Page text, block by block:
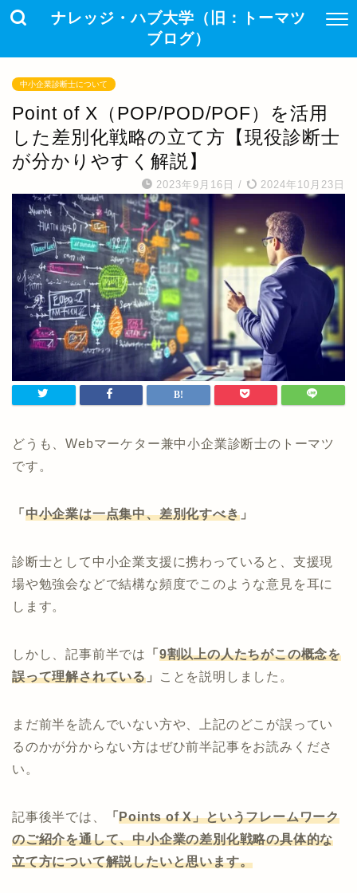
ナレッジ・ハブ大学（旧：トーマツ
ブログ）
中小企業診断士について
Point of X（POP/POD/POF）を活用
した差別化戦略の立て方【現役診断士
が分かりやすく解説】
2023年9月16日 / 2024年10月23日
どうも、Webマーケター兼中小企業診断士のトーマツ
です。
「 中小企業は一点集中、差別化すべき」
診断士として中小企業支援に携わっていると、支援現
場や勉強会などで結構な頻度でこのような意見を耳に
します。
しかし、記事前半では 「 9割以上の人たちがこの概念を
誤って理解されている 」 ことを説明しました。
まだ前半を読んでいない方や、上記のどこが誤ってい
るのかが分からない方はぜひ前半記事をお読みくださ
い。
記事後半では、 「Points of X」というフレームワーク
のご紹介を通して、中小企業の差別化戦略の具体的な
立て方について解説したいと思います。